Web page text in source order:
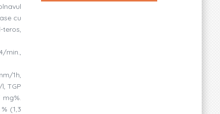
cu
min.,
1h,
TGP
(1,3